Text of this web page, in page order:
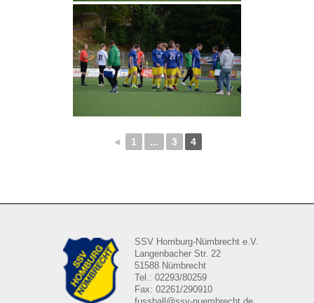
◄ 1 ... 3 4
SSV Homburg-Nümbrecht e.V.
Langenbacher Str. 22
51588 Nümbrecht
Tel.: 02293/80259
Fax: 02261/290910